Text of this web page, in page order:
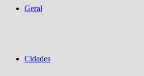
Geral
Cidades